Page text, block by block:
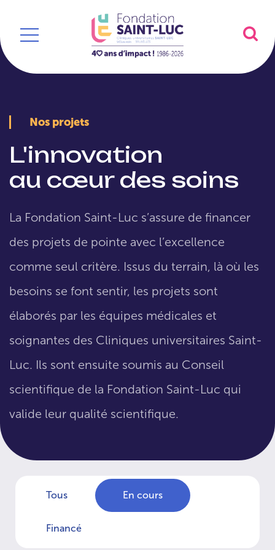
Nos projets
L'innovation
au cœur des soins
La Fondation Saint-Luc s’assure de financer
des projets de pointe avec l’excellence
comme seul critère. Issus du terrain, là où les
besoins se font sentir, les projets sont
élaborés par les équipes médicales et
soignantes des Cliniques universitaires Saint-
Luc. Ils sont ensuite soumis au Conseil
scientifique de la Fondation Saint-Luc qui
valide leur qualité scientifique.
Tous En cours
Financé